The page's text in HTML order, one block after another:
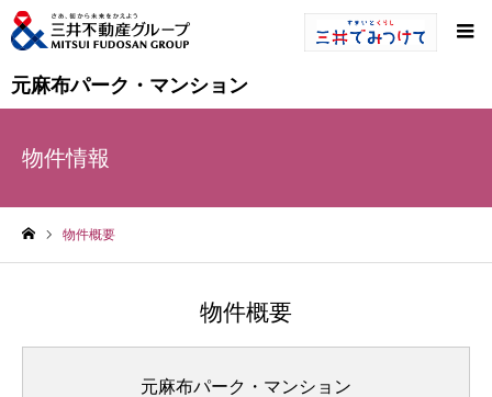
元麻布パーク・マンション
物件情報
物件概要
物件概要
元麻布パーク・マンション